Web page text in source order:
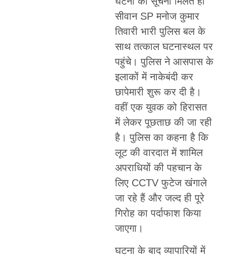
सीवान SP मनोज कुमार
तिवारी भारी पुलिस बल के
साथ तत्काल घटनास्थल पर
पहुंचे। पुलिस ने आसपास के
इलाकों में नाकेबंदी कर
छापेमारी शुरू कर दी है।
वहीं एक युवक को हिरासत
में लेकर पूछताछ की जा रही
है। पुलिस का कहना है कि
लूट की वारदात में शामिल
अपराधियों की पहचान के
लिए CCTV फुटेज खंगाले
जा रहे हैं और जल्द ही पूरे
गिरोह का पर्दाफाश किया
जाएगा।
घटना के बाद व्यापारियों में